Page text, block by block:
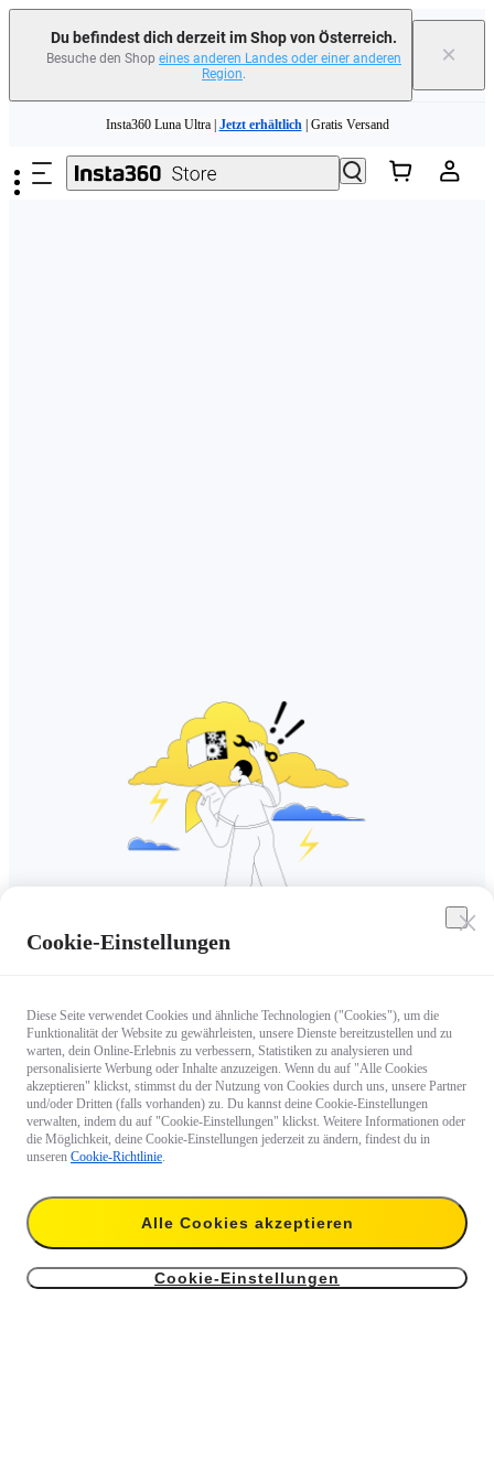
Du befindest dich derzeit im Shop von Österreich.
Besuche den Shop eines anderen Landes oder einer anderen
Region.
×
Need shopping help? |
Insta360 Luna Ultra | Jetzt erhältlich| Gratis Versand
Cookie-Einstellungen
Diese Seite verwendet Cookies und ähnliche Technologien ("Cookies"), um die
Funktionalität der Website zu gewährleisten, unsere Dienste bereitzustellen und zu
warten, dein Online-Erlebnis zu verbessern, Statistiken zu analysieren und
personalisierte Werbung oder Inhalte anzuzeigen. Wenn du auf "Alle Cookies
akzeptieren" klickst, stimmst du der Nutzung von Cookies durch uns, unsere Partner
und/oder Dritten (falls vorhanden) zu. Du kannst deine Cookie-Einstellungen
verwalten, indem du auf "Cookie-Einstellungen" klickst. Weitere Informationen oder
die Möglichkeit, deine Cookie-Einstellungen jederzeit zu ändern, findest du in
unseren Cookie-Richtlinie.
Alle Cookies akzeptieren
Cookie-Einstellungen